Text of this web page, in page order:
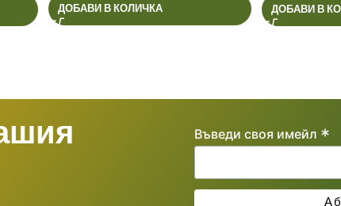
ДОБАВИ В КОЛИЧКА ДОБАВИ В
Въведи своя имейл *